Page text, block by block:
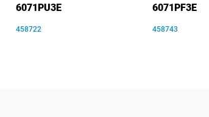
6071PU3E
458722
6071PF3E
458743